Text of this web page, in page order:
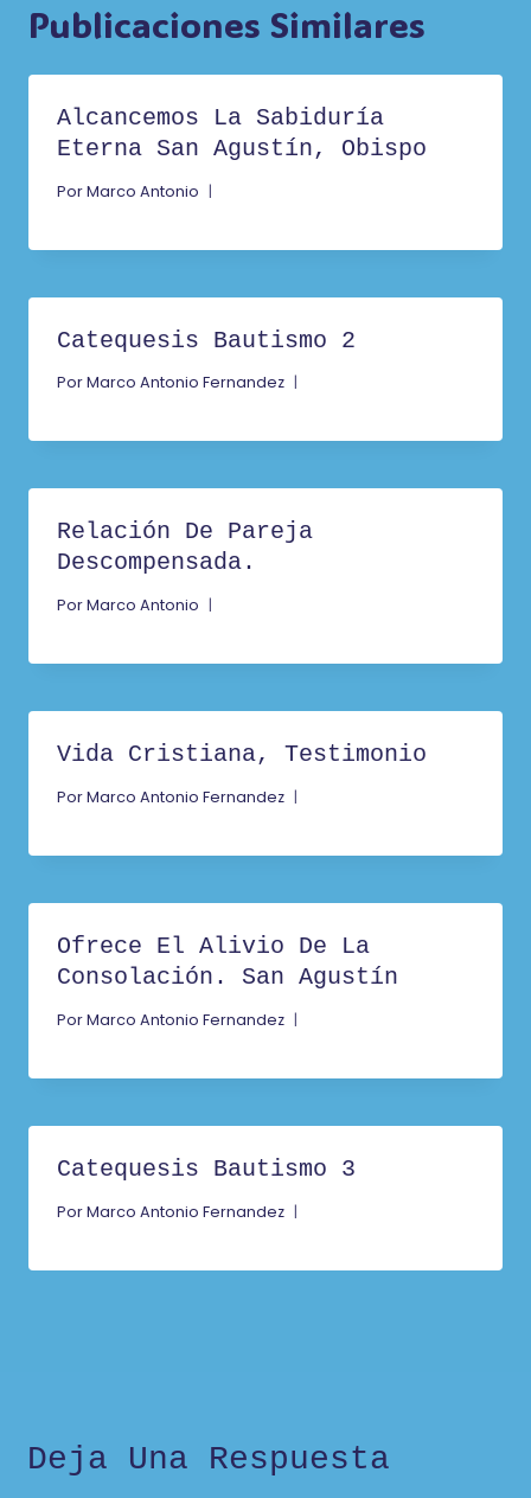
Publicaciones Similares
Alcancemos La Sabiduría
Eterna San Agustín, Obispo
PorMarco Antonio
Catequesis Bautismo 2
PorMarco Antonio Fernandez
Relación De Pareja
Descompensada.
PorMarco Antonio
Vida Cristiana, Testimonio
PorMarco Antonio Fernandez
Ofrece El Alivio De La
Consolación. San Agustín
PorMarco Antonio Fernandez
Catequesis Bautismo 3
PorMarco Antonio Fernandez
Deja Una Respuesta